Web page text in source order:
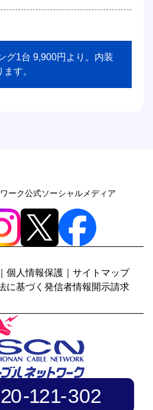
ます。
ーク公式ソーシャルメディア
個人情報保護
サイトマップ
に基づく発信者情報開示請求